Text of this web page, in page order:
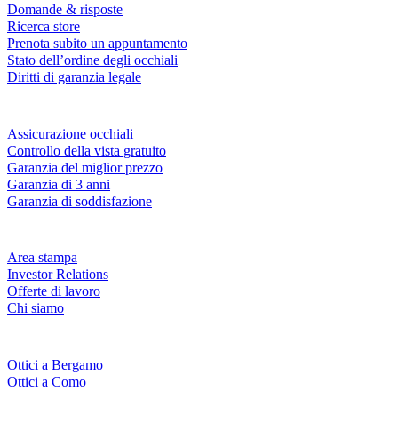
Domande & risposte
Ricerca store
Prenota subito un appuntamento
Stato dell’ordine degli occhiali
Diritti di garanzia legale
Assicurazione occhiali
Controllo della vista gratuito
Garanzia del miglior prezzo
Garanzia di 3 anni
Garanzia di soddisfazione
Area stampa
Investor Relations
Offerte di lavoro
Chi siamo
Ottici a Bergamo
Ottici a Como